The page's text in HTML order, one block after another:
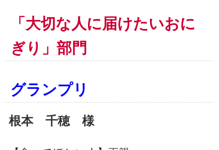
「大切な人に届けたいおに
ぎり」部門
グランプリ
根本 千穂 様